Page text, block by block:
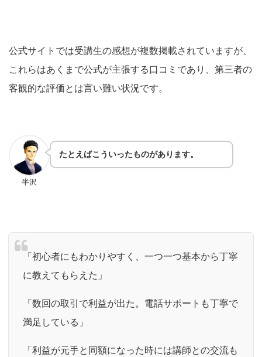
公式サイトでは受講生の感想が複数掲載されていますが、
これらはあくまで公式が主張する口コミであり、第三者の
客観的な評価とは言い難い状況です。
半沢
たとえばこういったものがあります。
「初心者にもわかりやすく、一つ一つ基本から丁寧
に教えてもらえた」
「数回の取引で利益が出た。電話サポートも丁寧で
満足している」
「利益が元手と同額になった時には講師との交流も